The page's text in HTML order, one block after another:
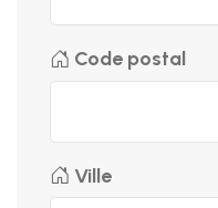
Code postal
Ville